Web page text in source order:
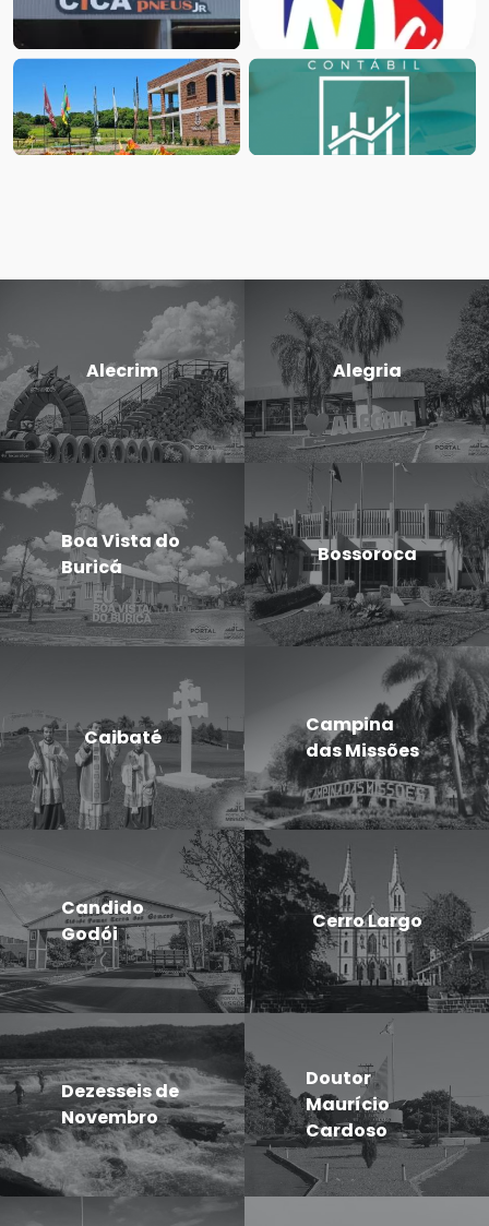
Alecrim Alegria
Boa Vista do
Buricá
Bossoroca
Caibaté
Campina
das Missões
Candido
Godói
Cerro Largo
Dezesseis de
Novembro
Doutor
Maurício
Cardoso